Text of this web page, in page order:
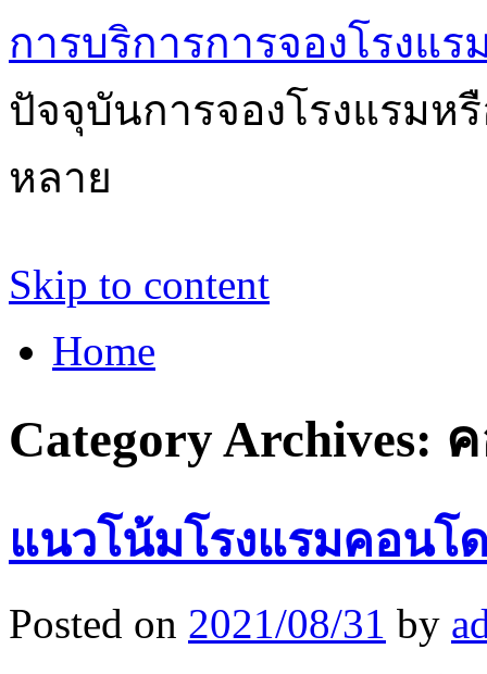
การบริการการจองโรงแ
ปัจจุบันการจองโรงแรมห
หลาย
Skip to content
Home
Category Archives:
แนวโน้มโรงแรมคอนโ
Posted on 2021/08/31 by